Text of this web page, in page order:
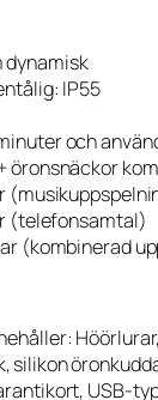
dynamisk
IP55
och
öronsnäckor
(telefonsamtal)
(kombinerad
silikon
USB-